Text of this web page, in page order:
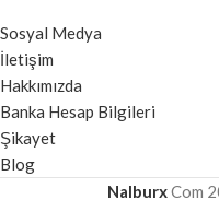
Sosyal Medya
İletişim
Hakkımızda
Banka Hesap Bilgileri
Şikayet
Blog
NalburxCom